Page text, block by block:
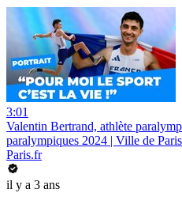
3:01
Valentin Bertrand, athlète
paralympiques 2024 | Ville de Paris
Paris.fr
il y a 3 ans